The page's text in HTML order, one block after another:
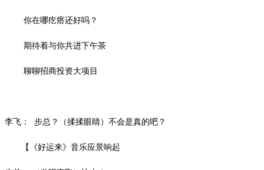
你在哪疙瘩还好吗？
期待着与你共进下午茶
聊聊招商投资大项目
李飞： 步总？（揉揉眼睛）不会是真的吧？
【《好运来》音乐应景响起